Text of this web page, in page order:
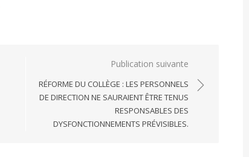
Publication suivante
RÉFORME DU COLLÈGE : LES PERSONNELS
DE DIRECTION NE SAURAIENT ÊTRE TENUS
RESPONSABLES DES
DYSFONCTIONNEMENTS PRÉVISIBLES.